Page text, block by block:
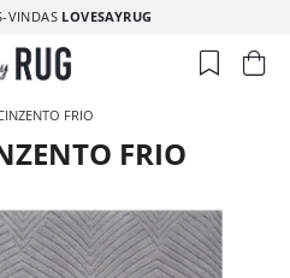
VINDAS LOVESAYRUG
FRIO
FRIO